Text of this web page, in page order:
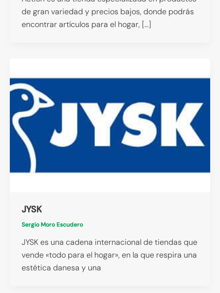
de gran variedad y precios bajos, donde podrás
encontrar artículos para el hogar, […]
JYSK
Sergio Moro Escudero
JYSK es una cadena internacional de tiendas que
vende «todo para el hogar», en la que respira una
estética danesa y una